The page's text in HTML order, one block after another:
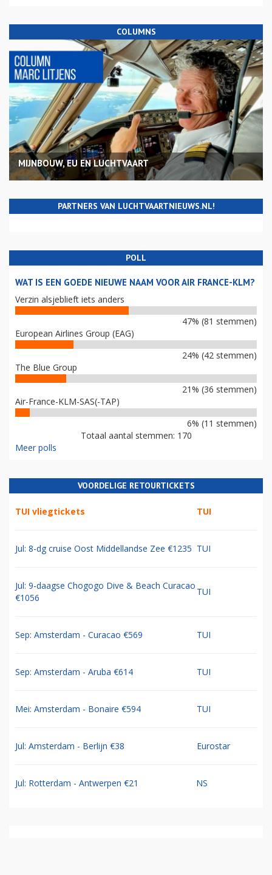
COLUMNS
MIJNBOUW, EU EN LUCHTVAART
PARTNERS VAN LUCHTVAARTNIEUWS.NL!
POLL
WAT IS EEN GOEDE NIEUWE NAAM VOOR AIR FRANCE-KLM?
Verzin alsjeblieft iets anders
47% (81 stemmen)
European Airlines Group (EAG)
24% (42 stemmen)
The Blue Group
21% (36 stemmen)
Air-France-KLM-SAS(-TAP)
6% (11 stemmen)
Totaal aantal stemmen: 170
Meer polls
VOORDELIGE RETOURTICKETS
TUI vliegtickets TUI
Jul: 8-dg cruise Oost Middellandse Zee €1235 TUI
Jul: 9-daagse Chogogo Dive & Beach Curacao
€1056
TUI
Sep: Amsterdam - Curacao €569 TUI
Sep: Amsterdam - Aruba €614 TUI
Mei: Amsterdam - Bonaire €594 TUI
Jul: Amsterdam - Berlijn €38 Eurostar
Jul: Rotterdam - Antwerpen €21 NS